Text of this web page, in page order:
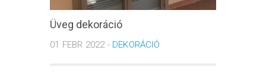
Üveg dekoráció
01 FEBR 2022 - DEKORÁCIÓ